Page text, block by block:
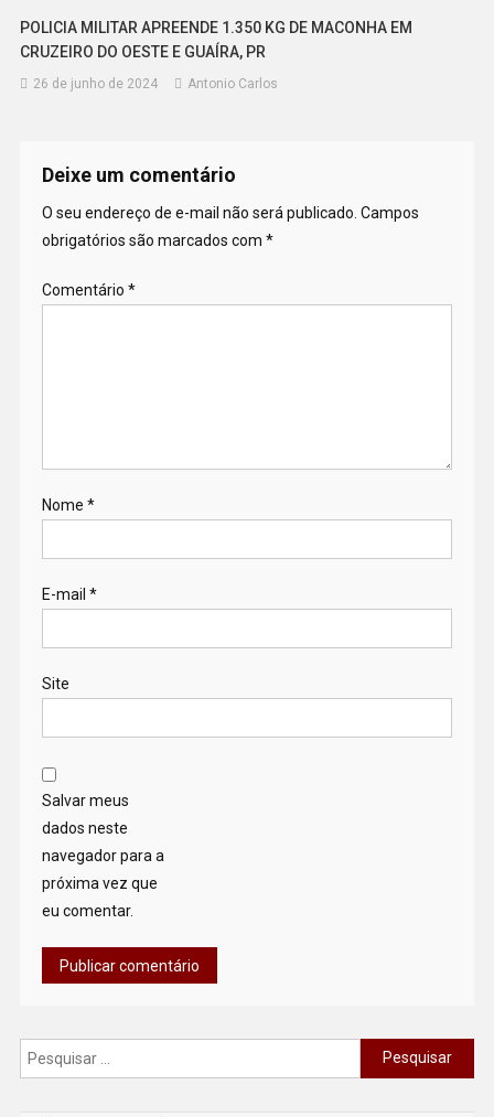
POLICIA MILITAR APREENDE 1.350 KG DE MACONHA EM
CRUZEIRO DO OESTE E GUAÍRA, PR
26 de junho de 2024 Antonio Carlos
Deixe um comentário
O seu endereço de e-mail não será publicado. Campos
obrigatórios são marcados com *
Comentário *
Nome *
E-mail *
Site
Salvar meus
dados neste
navegador para a
próxima vez que
eu comentar.
Pesquisar
por: